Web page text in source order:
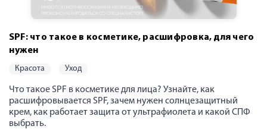
SPF: что такое в косметике, расшифровка, для чего
нужен
красота уход
Что такое SPF в косметике для лица? Узнайте, как
расшифровывается SPF, зачем нужен солнцезащитный
крем, как работает защита от ультрафиолета и какой СПФ
выбрать.